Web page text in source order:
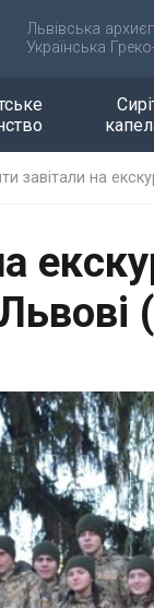
Львівська
Українська
завітали на